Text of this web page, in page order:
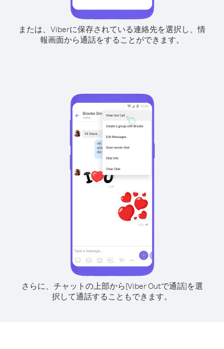
または、Viberに保存されている連絡先を選択し、情
報画面から通話をすることができます。
さらに、チャットの上部から[Viber Outで通話]を選
択して通話することもできます。